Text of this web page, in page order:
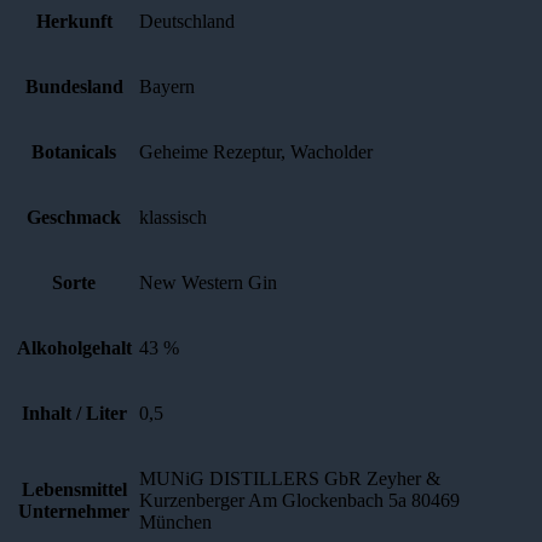
Herkunft Deutschland
Bundesland Bayern
Botanicals Geheime Rezeptur, Wacholder
Geschmack klassisch
Sorte New Western Gin
Alkoholgehalt 43 %
Inhalt / Liter 0,5
Lebensmittel
Unternehmer
MUNiG DISTILLERS GbR Zeyher &
Kurzenberger Am Glockenbach 5a 80469
München